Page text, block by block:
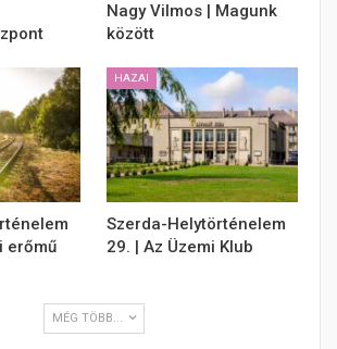
Nagy Vilmos | Magunk
között
erőmű
HAZAI
Szerda-Helytörténelem
29. | Az Üzemi Klub
MÉG TÖBB...